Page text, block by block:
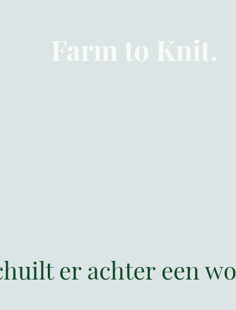
Farm to Knit.
er achter een